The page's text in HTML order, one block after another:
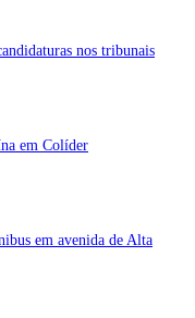
nos tribunais
em Colíder
em avenida de Alta